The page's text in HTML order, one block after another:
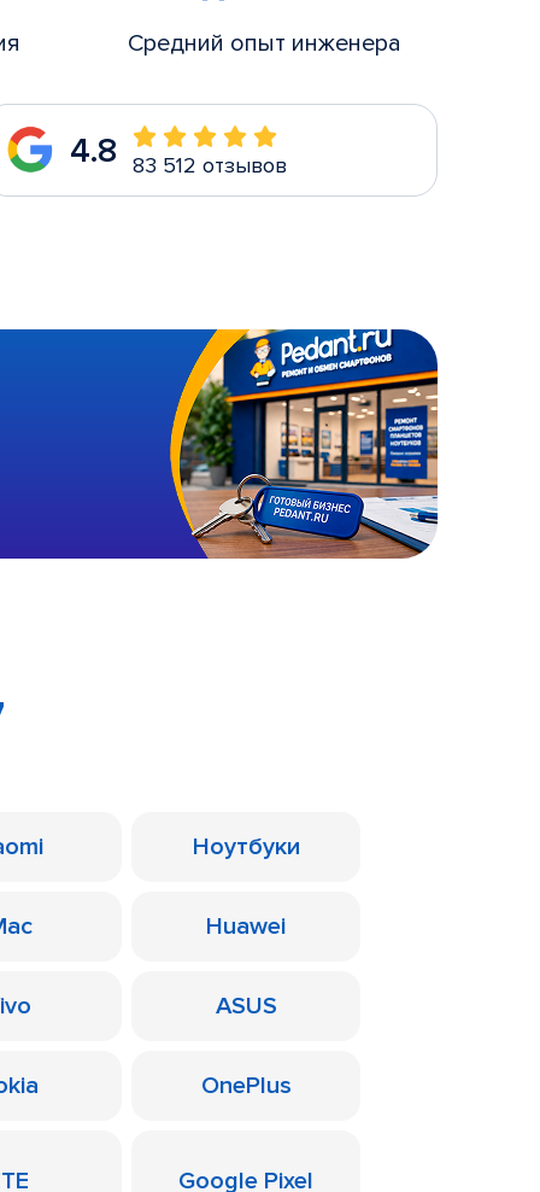
Средний опыт инженера
4.8 83 512 отзывов
Ноутбуки
Huawei
ASUS
OnePlus
Google Pixel